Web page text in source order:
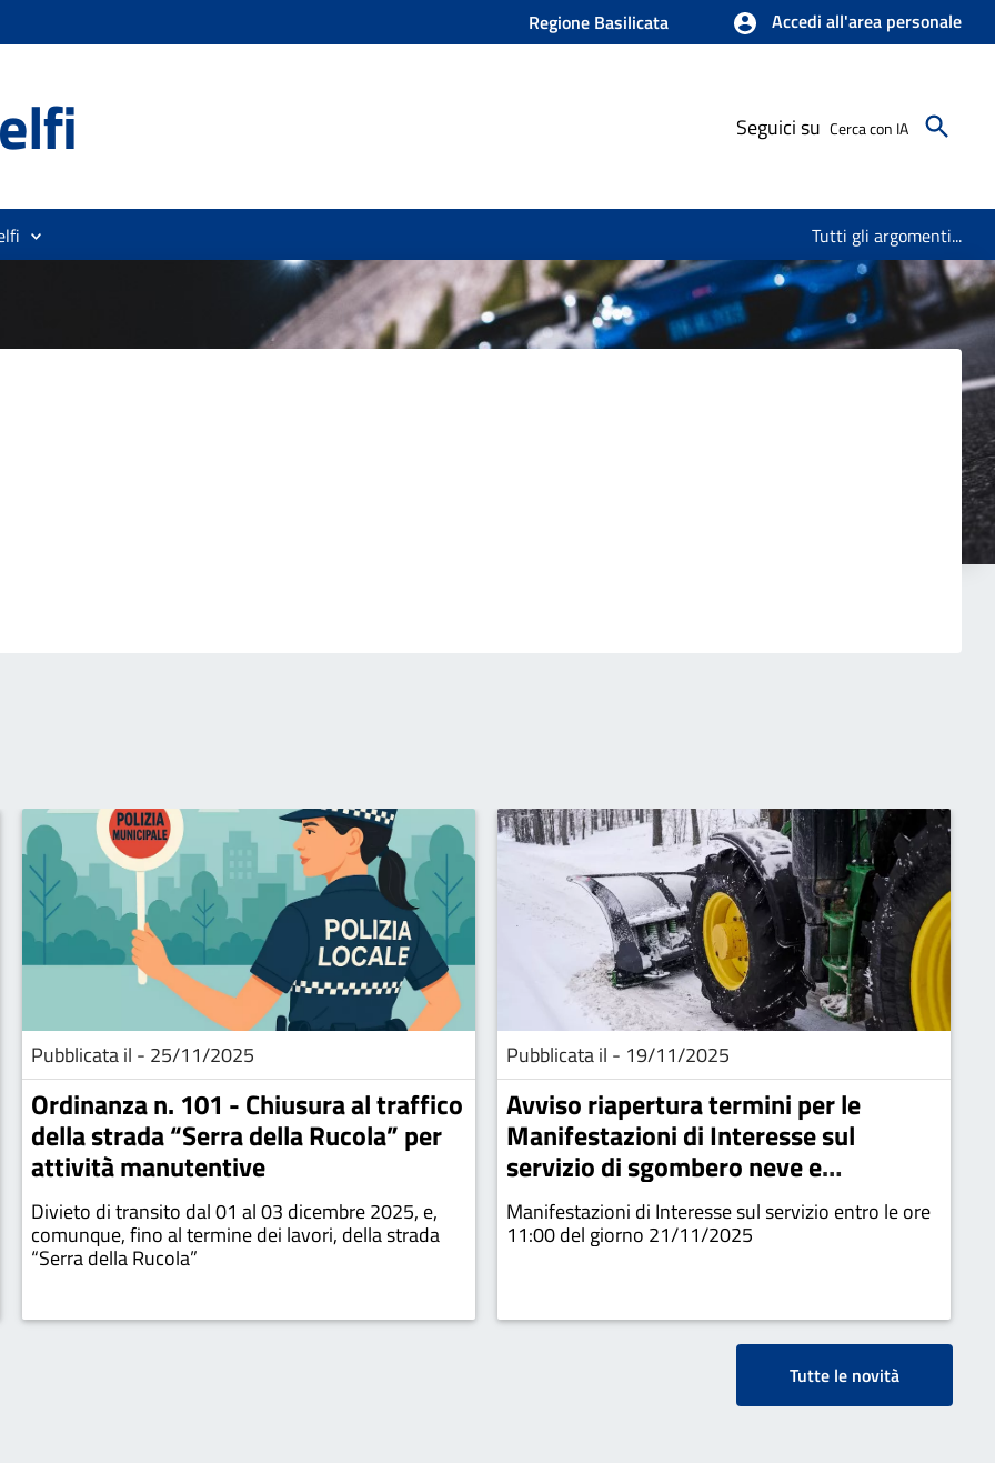
Regione Basilicata Accedi all'area personale
Seguici su Cerca con IA
Tutti gli argomenti...
Pubblicata il - 25/11/2025
Ordinanza n. 101 - Chiusura al traffico
della strada “Serra della Rucola” per
attività manutentive
Divieto di transito dal 01 al 03 dicembre 2025, e,
comunque, fino al termine dei lavori, della strada
“Serra della Rucola”
Pubblicata il - 19/11/2025
Avviso riapertura termini per le
Manifestazioni di Interesse sul
servizio di sgombero neve e
spargimento sale
Manifestazioni di Interesse sul servizio entro le ore
11:00 del giorno 21/11/2025
Tutte le novità